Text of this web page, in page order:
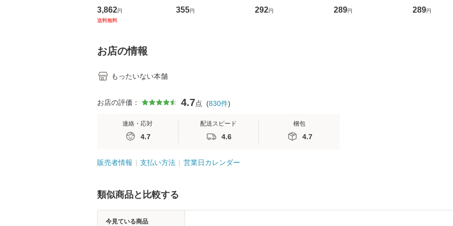
の看護マネジメントス
キル 改訂第3版 (看護
堂 [単行
3,862円
送料無料
ーンレコード [CD]
【メール便送料無料】
355円
の正しい理解と克服法
(SB新書 572) / 岡田尊
292円
かり / [CD]【メール便
送料無料】
289円
盤） / 清水
ミリヤ / [CD]【メール
289円
お店の情報
もったいない本舗
お店の評価： 4.7点 (830件)
連絡・応対
4.7
配送スピード
4.6
梱包
4.7
販売者情報 支払い方法 営業日カレンダー
類似商品と比較する
今見ている商品